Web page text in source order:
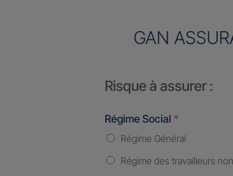
GAN
Risque à assurer :
Régime Social *
Régime Général
Régime des travailleurs